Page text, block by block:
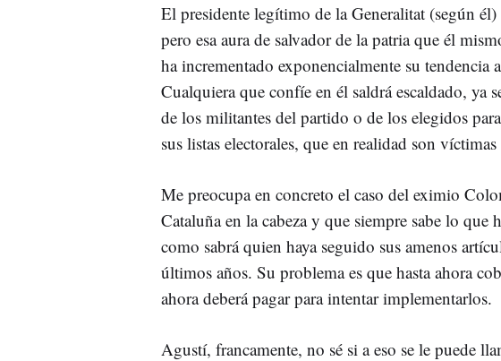
El presidente legítimo de la Generalitat (según
pero esa aura de salvador de la patria que él
ha incrementado exponencialmente su tendencia
Cualquiera que confíe en él saldrá escaldado, ya
de los militantes del partido o de los elegidos
sus listas electorales, que en realidad son
Me preocupa en concreto el caso del eximio
Cataluña en la cabeza y que siempre sabe lo que
como sabrá quien haya seguido sus amenos
últimos años. Su problema es que hasta ahora
ahora deberá pagar para intentar implementarlos.
Agustí, francamente, no sé si a eso se le puede